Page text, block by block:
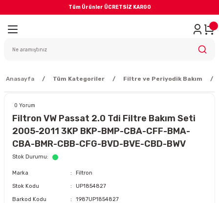
Tüm Ürünler ÜCRETSİZ KARGO
Geri Dön
Sistemi
Anasayfa Tüm Kategoriler Filtre ve Periyodik Bakım
0 Yorum
Filtron VW Passat 2.0 Tdi Filtre Bakım Seti
2005-2011 3KP BKP-BMP-CBA-CFF-BMA-
CBA-BMR-CBB-CFG-BVD-BVE-CBD-BWV
Stok Durumu
Marka Filtron
Stok Kodu UP1854827
Barkod Kodu 1987UP1854827